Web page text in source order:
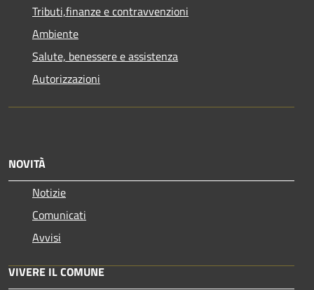
Tributi,finanze e contravvenzioni
Ambiente
Salute, benessere e assistenza
Autorizzazioni
NOVITÀ
Notizie
Comunicati
Avvisi
VIVERE IL COMUNE